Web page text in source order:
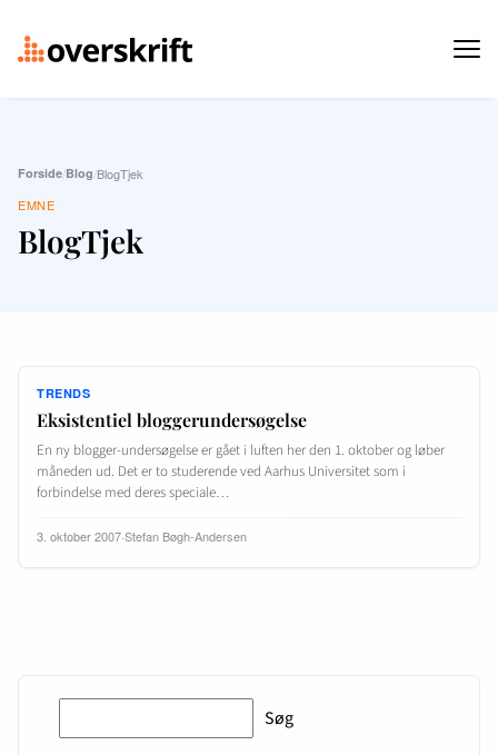
Forside/Blog/BlogTjek
EMNE
BlogTjek
TRENDS
Eksistentiel bloggerundersøgelse
En ny blogger-undersøgelse er gået i luften her den 1. oktober og løber
måneden ud. Det er to studerende ved Aarhus Universitet som i
forbindelse med deres speciale…
3. oktober 2007·Stefan Bøgh-Andersen
Søg